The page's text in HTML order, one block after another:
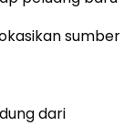
sumber
dari